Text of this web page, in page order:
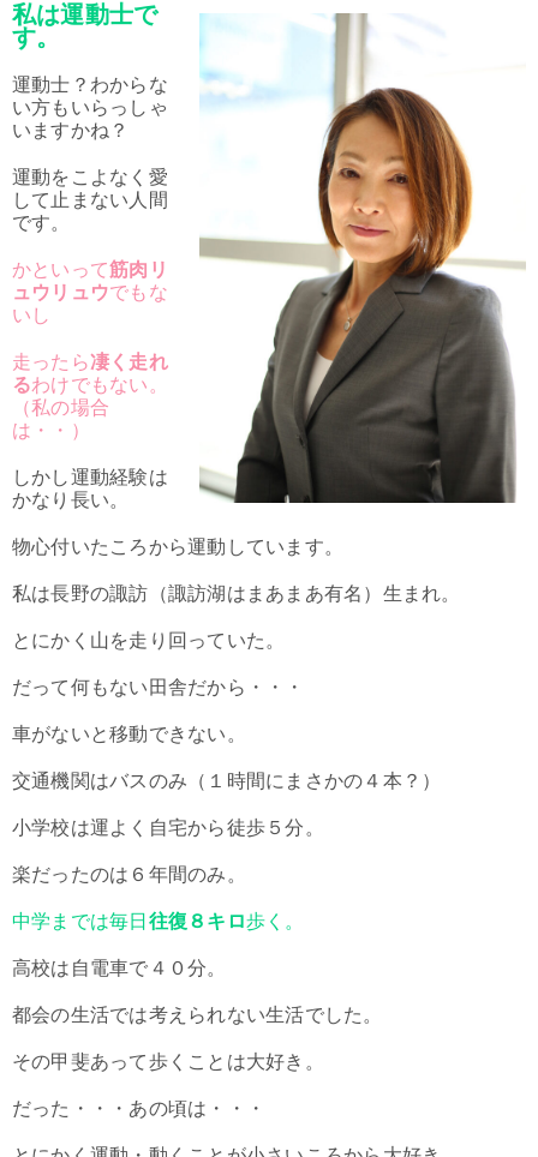
私は運動士で
す。
運動士？わからな
い方もいらっしゃ
いますかね？
運動をこよなく愛
して止まない人間
です。
かといって筋肉リ
ュウリュウでもな
いし
走ったら凄く走れ
るわけでもない。
（私の場合
は・・）
しかし運動経験は
かなり長い。
物心付いたころから運動しています。
私は長野の諏訪（諏訪湖はまあまあ有名）生まれ。
とにかく山を走り回っていた。
だって何もない田舎だから・・・
車がないと移動できない。
交通機関はバスのみ（１時間にまさかの４本？）
小学校は運よく自宅から徒歩５分。
楽だったのは６年間のみ。
中学までは毎日 往復８キロ歩く。
高校は自電車で４０分。
都会の生活では考えられない生活でした。
その甲斐あって歩くことは大好き。
だった・・・あの頃は・・・